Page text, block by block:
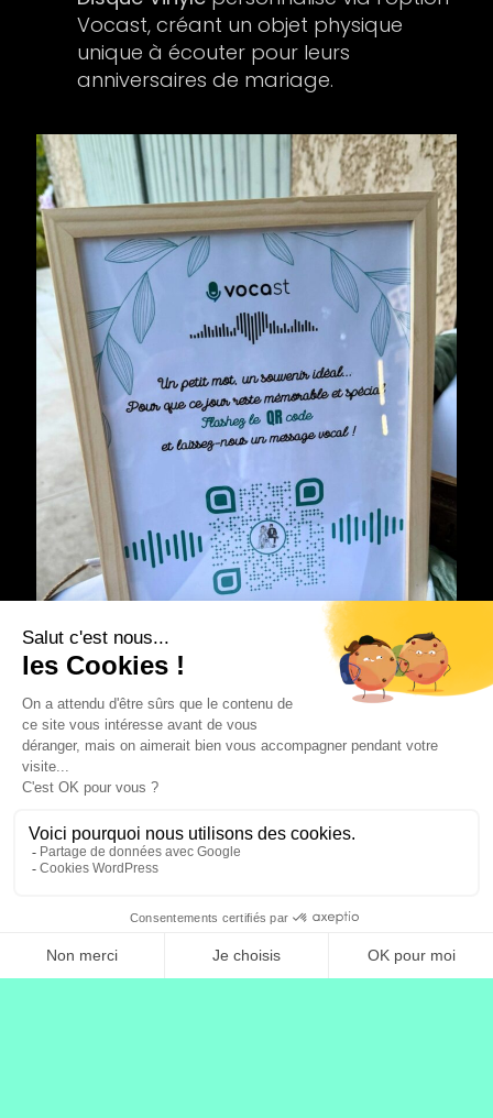
Vocast, créant un objet physique
unique à écouter pour leurs
anniversaires de mariage.